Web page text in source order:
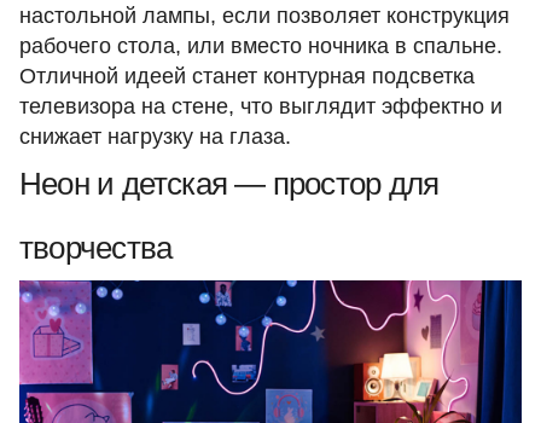
настольной лампы, если позволяет конструкция
рабочего стола, или вместо ночника в спальне.
Отличной идеей станет контурная подсветка
телевизора на стене, что выглядит эффектно и
снижает нагрузку на глаза.
Неон и детская — простор для
творчества